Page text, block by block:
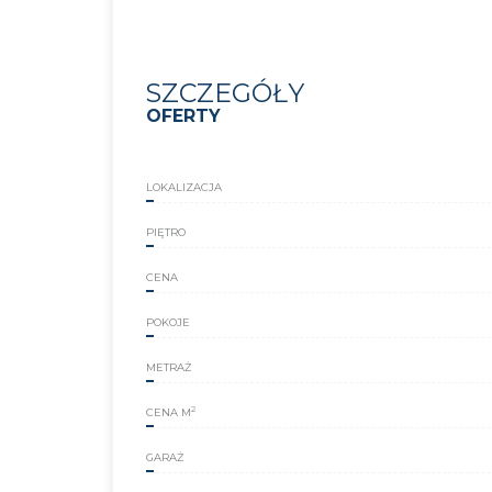
SZCZEGÓŁY
OFERTY
LOKALIZACJA
PIĘTRO
CENA
POKOJE
METRAŻ
CENA M2
GARAŻ